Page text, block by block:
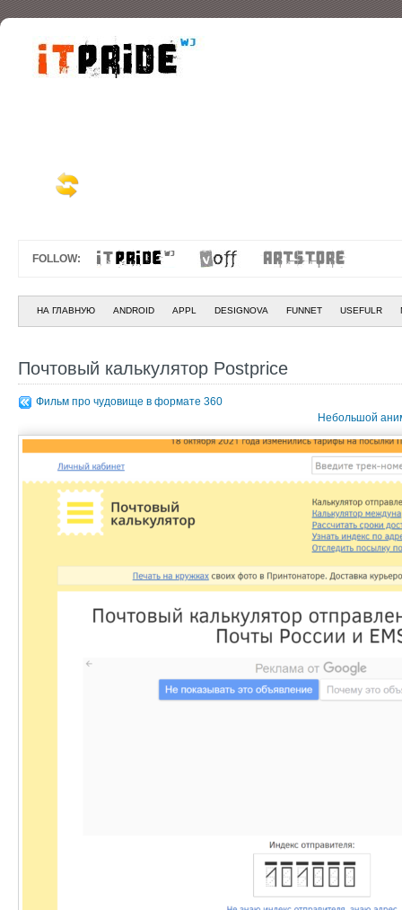
FOLLOW:
НА ГЛАВНУЮ ANDROID APPL DESIGNOVA FUNNET USEFULR
Почтовый калькулятор Postprice
Фильм про чудовище в формате 360
Небольшой